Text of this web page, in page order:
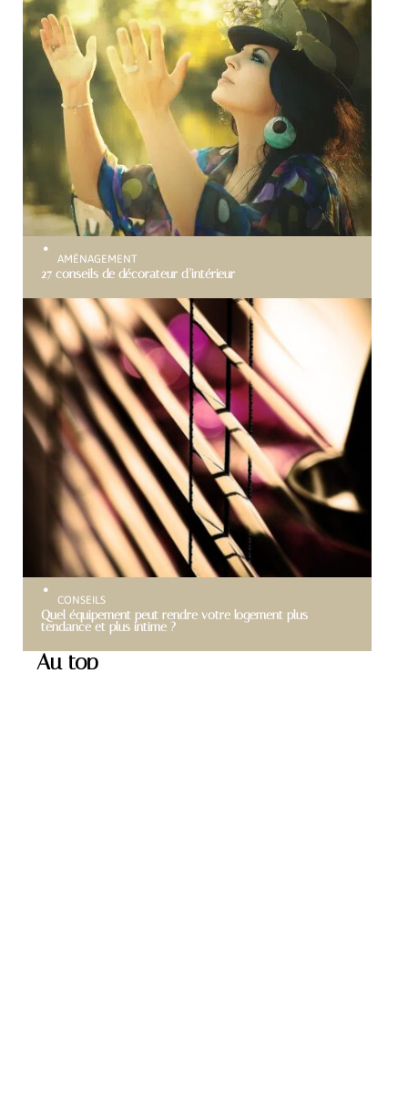
AMÉNAGEMENT
27 conseils de décorateur d’intérieur
CONSEILS
Quel équipement peut rendre votre logement plus
tendance et plus intime ?
Au top